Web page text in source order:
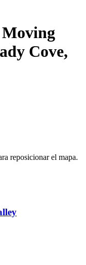
Cove,
reposicionar el mapa.